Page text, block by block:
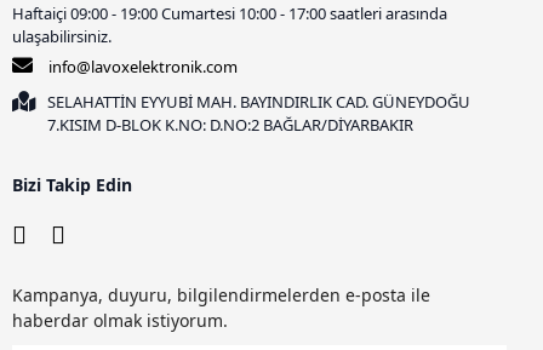
Haftaiçi 09:00 - 19:00 Cumartesi 10:00 - 17:00 saatleri arasında
ulaşabilirsiniz.
info@lavoxelektronik.com
SELAHATTİN EYYUBİ MAH. BAYINDIRLIK CAD. GÜNEYDOĞU
7.KISIM D-BLOK K.NO: D.NO:2 BAĞLAR/DİYARBAKIR
Bizi Takip Edin
Kampanya, duyuru, bilgilendirmelerden e-posta ile
haberdar olmak istiyorum.